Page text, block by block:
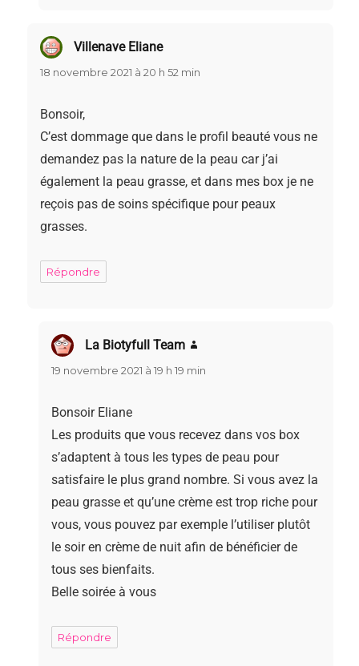
Villenave Elianedit :
18 novembre 2021 à 20 h 52 min
Bonsoir,
C’est dommage que dans le profil beauté vous ne
demandez pas la nature de la peau car j’ai
également la peau grasse, et dans mes box je ne
reçois pas de soins spécifique pour peaux
grasses.
Répondre
La Biotyfull Team
19 novembre 2021 à 19 h 19 min
Bonsoir Eliane
Les produits que vous recevez dans vos box
s’adaptent à tous les types de peau pour
satisfaire le plus grand nombre. Si vous avez la
peau grasse et qu’une crème est trop riche pour
vous, vous pouvez par exemple l’utiliser plutôt
le soir en crème de nuit afin de bénéficier de
tous ses bienfaits.
Belle soirée à vous
Répondre